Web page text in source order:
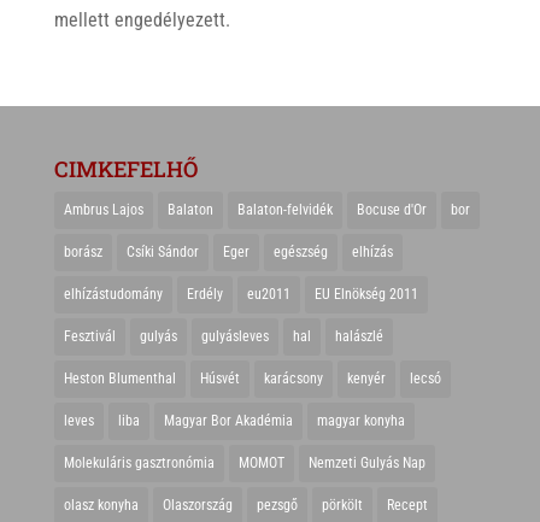
mellett engedélyezett.
CIMKEFELHŐ
Ambrus Lajos Balaton Balaton-felvidék Bocuse d'Or bor
borász Csíki Sándor Eger egészség elhízás
elhízástudomány Erdély eu2011 EU Elnökség 2011
Fesztivál gulyás gulyásleves hal halászlé
Heston Blumenthal Húsvét karácsony kenyér lecsó
leves liba Magyar Bor Akadémia magyar konyha
Molekuláris gasztronómia MOMOT Nemzeti Gulyás Nap
olasz konyha Olaszország pezsgő pörkölt Recept